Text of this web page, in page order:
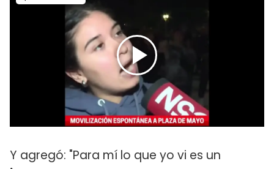
Y agregó: "Para mí lo que yo vi es un